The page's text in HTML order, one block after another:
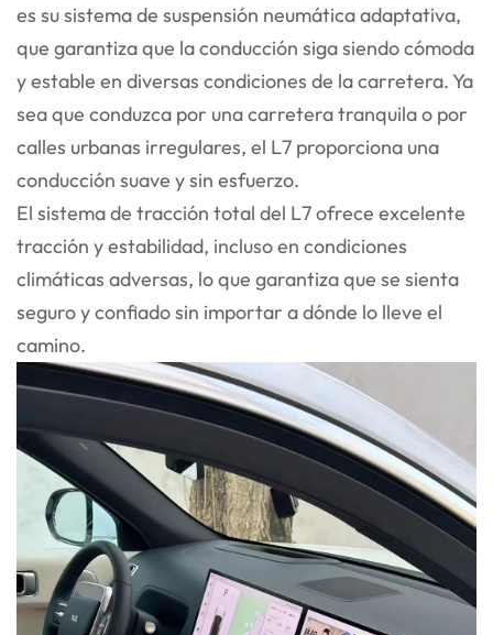
es su sistema de suspensión neumática adaptativa,
que garantiza que la conducción siga siendo cómoda
y estable en diversas condiciones de la carretera. Ya
sea que conduzca por una carretera tranquila o por
calles urbanas irregulares, el L7 proporciona una
conducción suave y sin esfuerzo.
El sistema de tracción total del L7 ofrece excelente
tracción y estabilidad, incluso en condiciones
climáticas adversas, lo que garantiza que se sienta
seguro y confiado sin importar a dónde lo lleve el
camino.